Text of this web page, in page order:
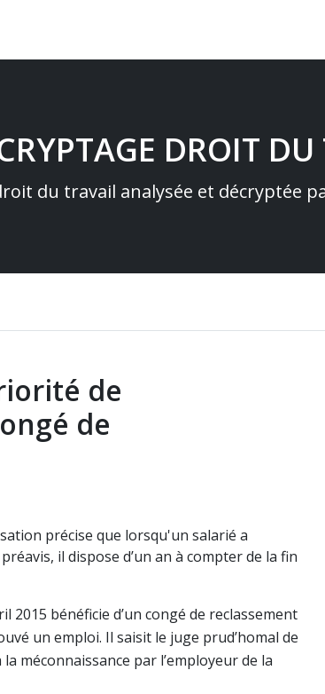
DROIT
du travail analysée et décryptée
de
de
précise que lorsqu'un salarié a
il dispose d’un an à compter de la fin
bénéficie d’un congé de reclassement
un emploi. Il saisit le juge prud’homal de
méconnaissance par l’employeur de la